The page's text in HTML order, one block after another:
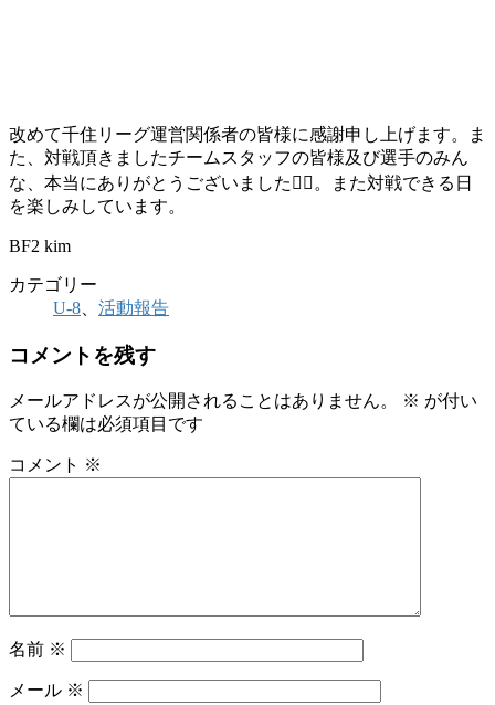
改めて千住リーグ運営関係者の皆様に感謝申し上げます。ま
た、対戦頂きましたチームスタッフの皆様及び選手のみん
な、本当にありがとうございました🙇‍♂️。また対戦できる日
を楽しみしています。
BF2 kim
カテゴリー
U-8
活動報告
コメントを残す
メールアドレスが公開されることはありません。 ※ が付い
ている欄は必須項目です
コメント ※
名前 ※
メール ※